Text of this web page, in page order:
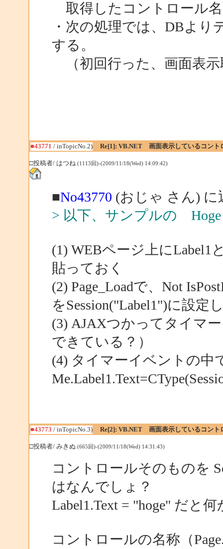
取得したコントロール名
・次の処理では、DBよ
する。
（初回行った、画面表
■43771 / inTopicNo.2) Re[1]: VB.NET 画面表示しているコント
□投稿者/ はつね (1113回)-(2009/11/18(Wed) 14:09:42)
■No43770 (おじゃ さん) に
> 以下、サンプルの
(1) WEBページ上に
貼っておく
(2) Page_Loadで、Not
をSession("Label1")に設定
(3) AJAXつかってタイマ
できている？）
(4) タイマーイベントの中
■43773 / inTopicNo.3) Re[2]: VB.NET 画面表示しているコント
□投稿者/ みきぬ (665回)-(2009/11/18(Wed) 14:31:43)
コントロールそのものを
はなんでしょ？
Label1.Text = "hoge" だと
コントロールの名称（